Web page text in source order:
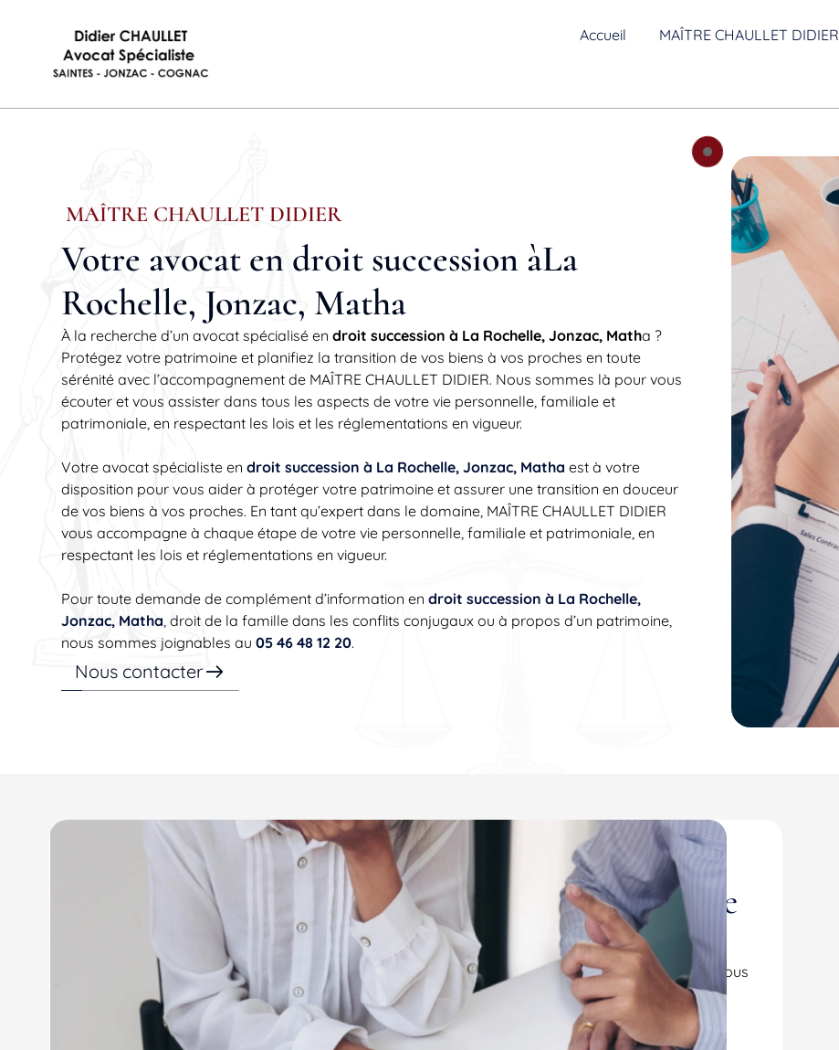
Accueil MAÎTRE CHAULLET DIDIER
MAÎTRE CHAULLET DIDIER
Votre avocat en droit succession àLa
Rochelle, Jonzac, Matha
À la recherche d’un avocat spécialisé en droit succession à La Rochelle, Jonzac, Matha ?
Protégez votre patrimoine et planifiez la transition de vos biens à vos proches en toute
sérénité avec l’accompagnement de MAÎTRE CHAULLET DIDIER. Nous sommes là pour vous
écouter et vous assister dans tous les aspects de votre vie personnelle, familiale et
patrimoniale, en respectant les lois et les réglementations en vigueur.
Votre avocat spécialiste en droit succession à La Rochelle, Jonzac, Matha est à votre
disposition pour vous aider à protéger votre patrimoine et assurer une transition en douceur
de vos biens à vos proches. En tant qu’expert dans le domaine, MAÎTRE CHAULLET DIDIER
vous accompagne à chaque étape de votre vie personnelle, familiale et patrimoniale, en
respectant les lois et réglementations en vigueur.
Pour toute demande de complément d’information en droit succession à La Rochelle,
Jonzac, Matha , droit de la famille dans les conflits conjugaux ou à propos d’un patrimoine,
nous sommes joignables au 05 46 48 12 20.
Nous contacter
Découvrez une équipe d’avocats en droit
succession à La Rochelle, Jonzac, Matha à votre
disposition
Fort de son expérience, MAÎTRE CHAULLET DIDIER vous offre son expertise et ses conseils pour vous
accompagner dans toutes les démarches et litiges liés au droit de la famille à Cognac.
Notre cabinet d’avocats
en droit de la famille à Cognac, est à votre disposition pour vous